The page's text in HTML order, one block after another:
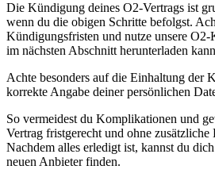
Die Kündigung deines O2-Vertrags ist
wenn du die obigen Schritte befolgst.
Kündigungsfristen und nutze unsere
im nächsten Abschnitt herunterladen
Achte besonders auf die Einhaltung der
korrekte Angabe deiner persönlichen
So vermeidest du Komplikationen und
Vertrag fristgerecht und ohne zusätzliche
Nachdem alles erledigt ist, kannst du
neuen Anbieter finden.